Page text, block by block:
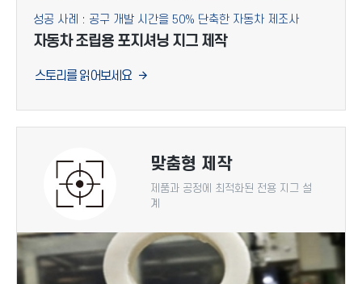
성공 사례 : 공구 개발 시간을 50% 단축한 자동차 제조사
자동차 조립용 포지셔닝 지그 제작
스토리를 읽어보세요
맞춤형 제작
제품과 공정에 최적화된 전용 지그 설
계